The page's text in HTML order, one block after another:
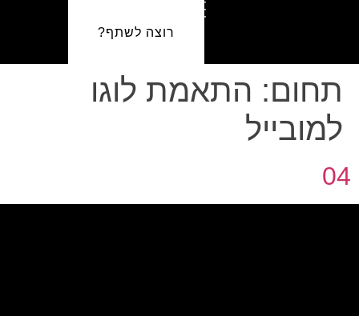
רוצה לשתף?
תחום: התאמת לוגו
למובייל
04